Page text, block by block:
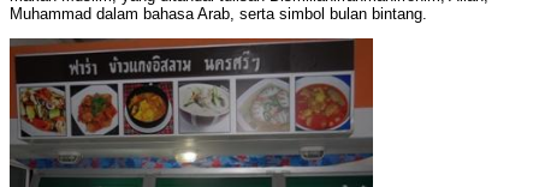
Muhammad dalam bahasa Arab, serta simbol bulan bintang.